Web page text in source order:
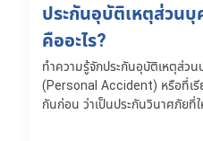
ประกันอุบัติเหตุส่วนบุ
คืออะไร?
ทำความรู้จักประกันอุบัติเหตุส่ว
(Personal Accident) หรือที่เรี
กันก่อน ว่าเป็นประกันวินาศภัยที่